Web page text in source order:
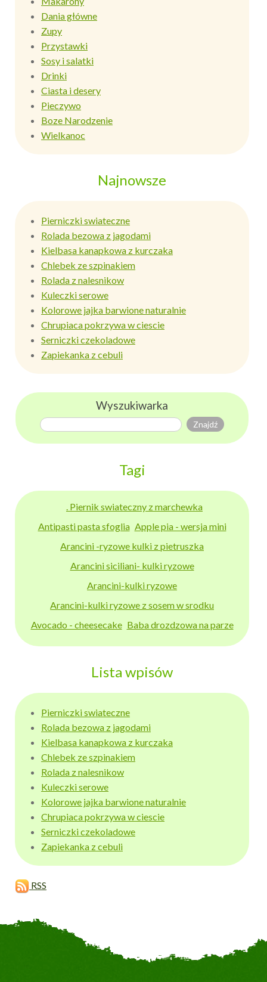
Dania główne
Zupy
Przystawki
Sosy i salatki
Drinki
Ciasta i desery
Pieczywo
Boze Narodzenie
Wielkanoc
Najnowsze
Pierniczki swiateczne
Rolada bezowa z jagodami
Kielbasa kanapkowa z kurczaka
Chlebek ze szpinakiem
Rolada z nalesnikow
Kuleczki serowe
Kolorowe jajka barwione naturalnie
Chrupiaca pokrzywa w ciescie
Serniczki czekoladowe
Zapiekanka z cebuli
Wyszukiwarka
Tagi
. Piernik swiateczny z marchewka
Antipasti pasta sfoglia Apple pia - wersja mini
Arancini -ryzowe kulki z pietruszka
Arancini siciliani- kulki ryzowe
Arancini-kulki ryzowe
Arancini-kulki ryzowe z sosem w srodku
Avocado - cheesecake Baba drozdzowa na parze
Lista wpisów
Pierniczki swiateczne
Rolada bezowa z jagodami
Kielbasa kanapkowa z kurczaka
Chlebek ze szpinakiem
Rolada z nalesnikow
Kuleczki serowe
Kolorowe jajka barwione naturalnie
Chrupiaca pokrzywa w ciescie
Serniczki czekoladowe
Zapiekanka z cebuli
RSS